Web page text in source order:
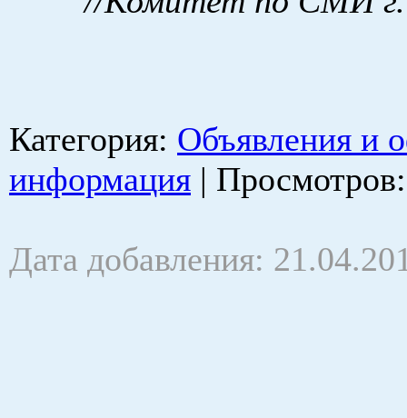
Категория: Объявления и
информация | Просмотров
Дата добавления: